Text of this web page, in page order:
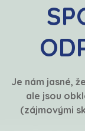
Je nám jasné,
ale jsou
(zájmovými